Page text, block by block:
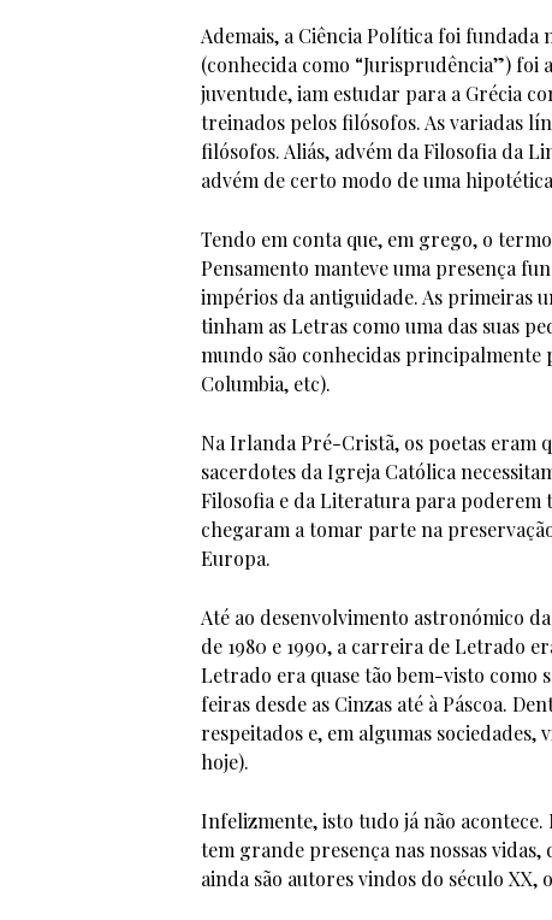
Ademais, a Ciência Política foi
(conhecida como “Jurisprudência”) foi
juventude, iam estudar para a Grécia
treinados pelos filósofos. As variadas
filósofos. Aliás, advém da Filosofia da
advém de certo modo de uma
Tendo em conta que, em grego, o
Pensamento manteve uma presença
impérios da antiguidade. As primeiras
tinham as Letras como uma das suas
mundo são conhecidas principalmente
Columbia, etc).
Na Irlanda Pré-Cristã, os poetas eram
sacerdotes da Igreja Católica
Filosofia e da Literatura para poderem
chegaram a tomar parte na
Europa.
Até ao desenvolvimento astronómico
de 1980 e 1990, a carreira de Letrado
Letrado era quase tão bem-visto como
feiras desde as Cinzas até à Páscoa.
respeitados e, em algumas
hoje).
Infelizmente, isto tudo já não
tem grande presença nas nossas
ainda são autores vindos do século